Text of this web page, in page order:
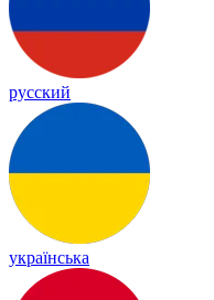
русский
українська